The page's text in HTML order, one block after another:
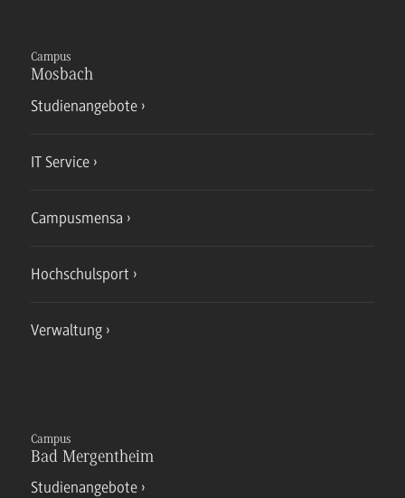
Campus
Mosbach
Studienangebote
IT Service
Campusmensa
Hochschulsport
Verwaltung
Campus
Bad Mergentheim
Studienangebote